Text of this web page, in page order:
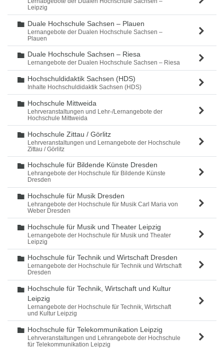
Leipzig
Ordner
Duale Hochschule Sachsen – Plauen
Lernangebote der Dualen Hochschule Sachsen –
Plauen
Ordner
Duale Hochschule Sachsen – Riesa
Lernangebote der Dualen Hochschule Sachsen – Riesa
Ordner
Hochschuldidaktik Sachsen (HDS)
Inhalte Hochschuldidaktik Sachsen (HDS)
Ordner
Hochschule Mittweida
Lehrveranstaltungen und Lehr-/Lernangebote der
Hochschule Mittweida
Ordner
Hochschule Zittau / Görlitz
Lehrveranstaltungen und Lernangebote der Hochschule
Zittau / Görlitz
Ordner
Hochschule für Bildende Künste Dresden
Lehrangebote der Hochschule für Bildende Künste
Dresden
Ordner
Hochschule für Musik Dresden
Lehrangebote der Hochschule für Musik Carl Maria von
Weber Dresden
Ordner
Hochschule für Musik und Theater Leipzig
Lernangebote der Hochschule für Musik und Theater
Leipzig
Ordner
Hochschule für Technik und Wirtschaft Dresden
Lernangebote der Hochschule für Technik und Wirtschaft
Dresden
Ordner
Hochschule für Technik, Wirtschaft und Kultur
Leipzig
Lernangebote der Hochschule für Technik, Wirtschaft
und Kultur Leipzig
Ordner
Hochschule für Telekommunikation Leipzig
Lehrveranstaltungen und Lehrangebote der Hochschule
für Telekommunikation Leipzig